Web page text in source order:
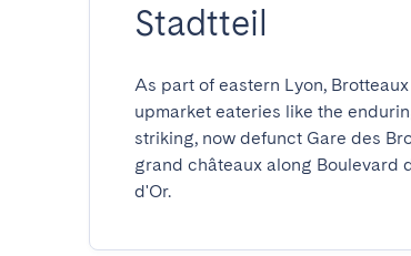
Stadtteil
As part of eastern Lyon,
upmarket eateries like the
striking, now defunct Gare des
grand châteaux along Boulevard
d'Or.